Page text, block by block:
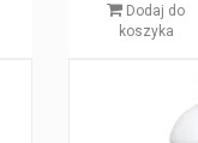
Dodaj do
koszyka